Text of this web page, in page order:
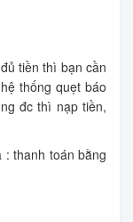
tiền thì bạn cần
thống quẹt báo
đc thì nạp tiền,
: thanh toán bằng